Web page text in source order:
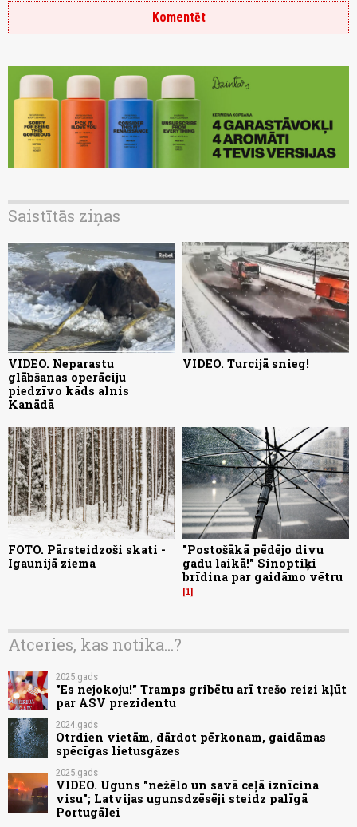
Komentēt
Saistītās ziņas
VIDEO. Neparastu
glābšanas operāciju
piedzīvo kāds alnis
Kanādā
VIDEO. Turcijā snieg!
FOTO. Pārsteidzoši skati -
Igaunijā ziema
"Postošākā pēdējo divu
gadu laikā!" Sinoptiķi
brīdina par gaidāmo vētru
1
Atceries, kas notika...?
2025.gads
"Es nejokoju!" Tramps gribētu arī trešo reizi kļūt
par ASV prezidentu
2024.gads
Otrdien vietām, dārdot pērkonam, gaidāmas
spēcīgas lietusgāzes
2025.gads
VIDEO. Uguns "nežēlo un savā ceļā iznīcina
visu"; Latvijas ugunsdzēsēji steidz palīgā
Portugālei